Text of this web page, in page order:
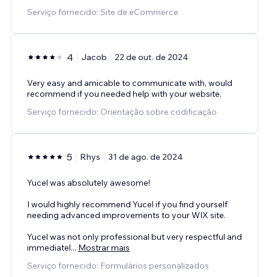
Serviço fornecido: Site de eCommerce
4 Jacob 22 de out. de 2024
Very easy and amicable to communicate with, would
recommend if you needed help with your website.
Serviço fornecido: Orientação sobre codificação
5 Rhys 31 de ago. de 2024
Yucel was absolutely awesome!
I would highly recommend Yucel if you find yourself
needing advanced improvements to your WIX site.
Yucel was not only professional but very respectful and
immediatel... Mostrar mais
Serviço fornecido: Formulários personalizados